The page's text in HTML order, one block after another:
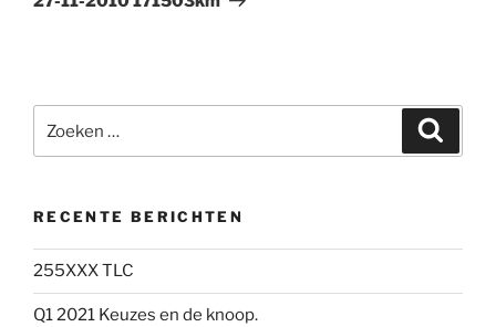
naar:
RECENTE BERICHTEN
255XXX TLC
Q1 2021 Keuzes en de knoop.